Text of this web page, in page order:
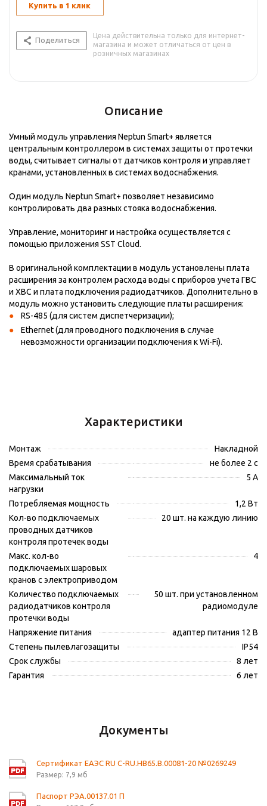
Купить в 1 клик
Поделиться
Цена действительна только для интернет-
магазина и может отличаться от цен в
розничных магазинах
Описание
Умный модуль управления Neptun Smart+ является
центральным контроллером в системах защиты от протечки
воды, считывает сигналы от датчиков контроля и управляет
кранами, установленных в системах водоснабжения.
Один модуль Neptun Smart+ позволяет независимо
контролировать два разных стояка водоснабжения.
Управление, мониторинг и настройка осуществляется с
помощью приложения SST Cloud.
В оригинальной комплектации в модуль установлены плата
расширения за контролем расхода воды с приборов учета ГВС
и ХВС и плата подключения радиодатчиков. Дополнительно в
модуль можно установить следующие платы расширения:
RS-485 (для систем диспетчеризации);
Ethernet (для проводного подключения в случае
невозможности организации подключения к Wi-Fi).
Характеристики
Монтаж
Накладной
Время срабатывания
не более 2 с
Максимальный ток
нагрузки
5 А
Потребляемая мощность
1,2 Вт
Кол-во подключаемых
проводных датчиков
контроля протечек воды
20 шт. на каждую линию
Макс. кол-во
подключаемых шаровых
кранов с электроприводом
4
Количество подключаемых
радиодатчиков контроля
протечки воды
50 шт. при установленном
радиомодуле
Напряжение питания
адаптер питания 12 В
Степень пылевлагозащиты
IP54
Срок службы
8 лет
Гарантия
6 лет
Документы
Сертификат ЕАЭС RU С-RU.НВ65.В.00081-20 №0269249
Размер: 7,9 мб
Паспорт РЭА.00137.01 П